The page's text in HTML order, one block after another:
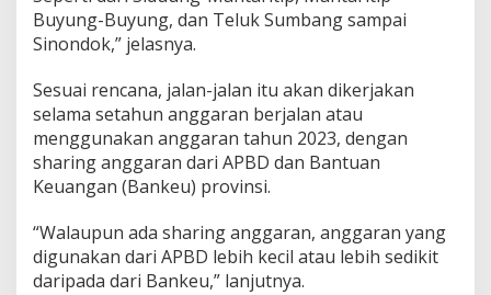
Buyung-Buyung, dan Teluk Sumbang sampai
Sinondok,” jelasnya.
Sesuai rencana, jalan-jalan itu akan dikerjakan
selama setahun anggaran berjalan atau
menggunakan anggaran tahun 2023, dengan
sharing anggaran dari APBD dan Bantuan
Keuangan (Bankeu) provinsi.
“Walaupun ada sharing anggaran, anggaran yang
digunakan dari APBD lebih kecil atau lebih sedikit
daripada dari Bankeu,” lanjutnya.